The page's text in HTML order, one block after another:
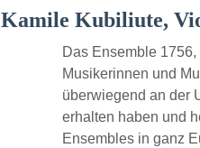
Kamile Kubiliute,
Das Ensemble
Musikerinnen und
überwiegend an der
erhalten haben und
Ensembles in ganz